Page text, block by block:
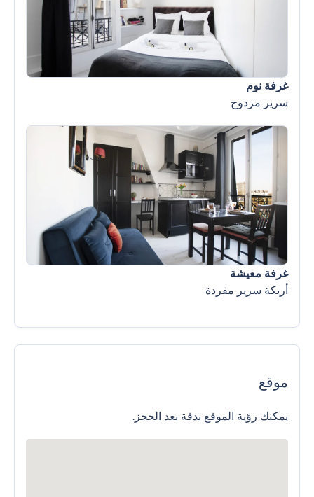
غرفة نوم
سرير مزدوج
غرفة معيشة
أريكة سرير مفردة
موقع
يمكنك رؤية الموقع بدقة بعد الحجز.